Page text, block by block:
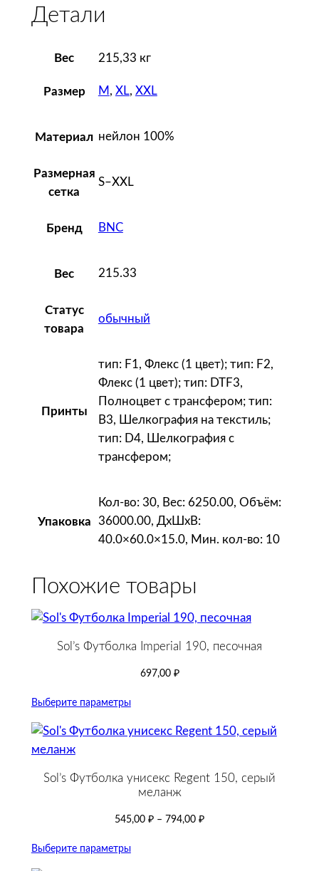
я
Детали
Вес 215,33 кг
Размер M , XL, XXL
Материал нейлон 100%
Размерная
сетка
S–XXL
Бренд BNC
Вес 215.33
Статус
товара
обычный
Принты
тип: F1, Флекс (1 цвет); тип: F2,
Флекс (1 цвет); тип: DTF3,
Полноцвет с трансфером; тип:
B3, Шелкография на текстиль;
тип: D4, Шелкография с
трансфером;
Упаковка
Кол-во: 30, Вес: 6250.00, Объём:
36000.00, ДxШxВ:
40.0×60.0×15.0, Мин. кол-во: 10
Похожие товары
Sol’s Футболка Imperial 190, песочная
697,00 ₽
Выберите параметры
Sol’s Футболка унисекс Regent 150, серый
меланж
545,00 ₽ – 794,00 ₽
Выберите параметры